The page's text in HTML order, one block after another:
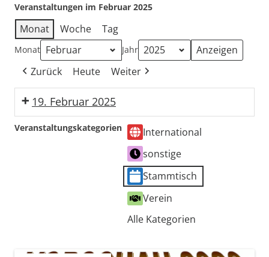
Veranstaltungen im Februar 2025
Monat Woche Tag
Monat Jahr
Zurück Heute Weiter
19. Februar 2025
Stammtisch
Veranstaltungskategorien
International
sonstige
Stammtisch
Verein
Alle Kategorien